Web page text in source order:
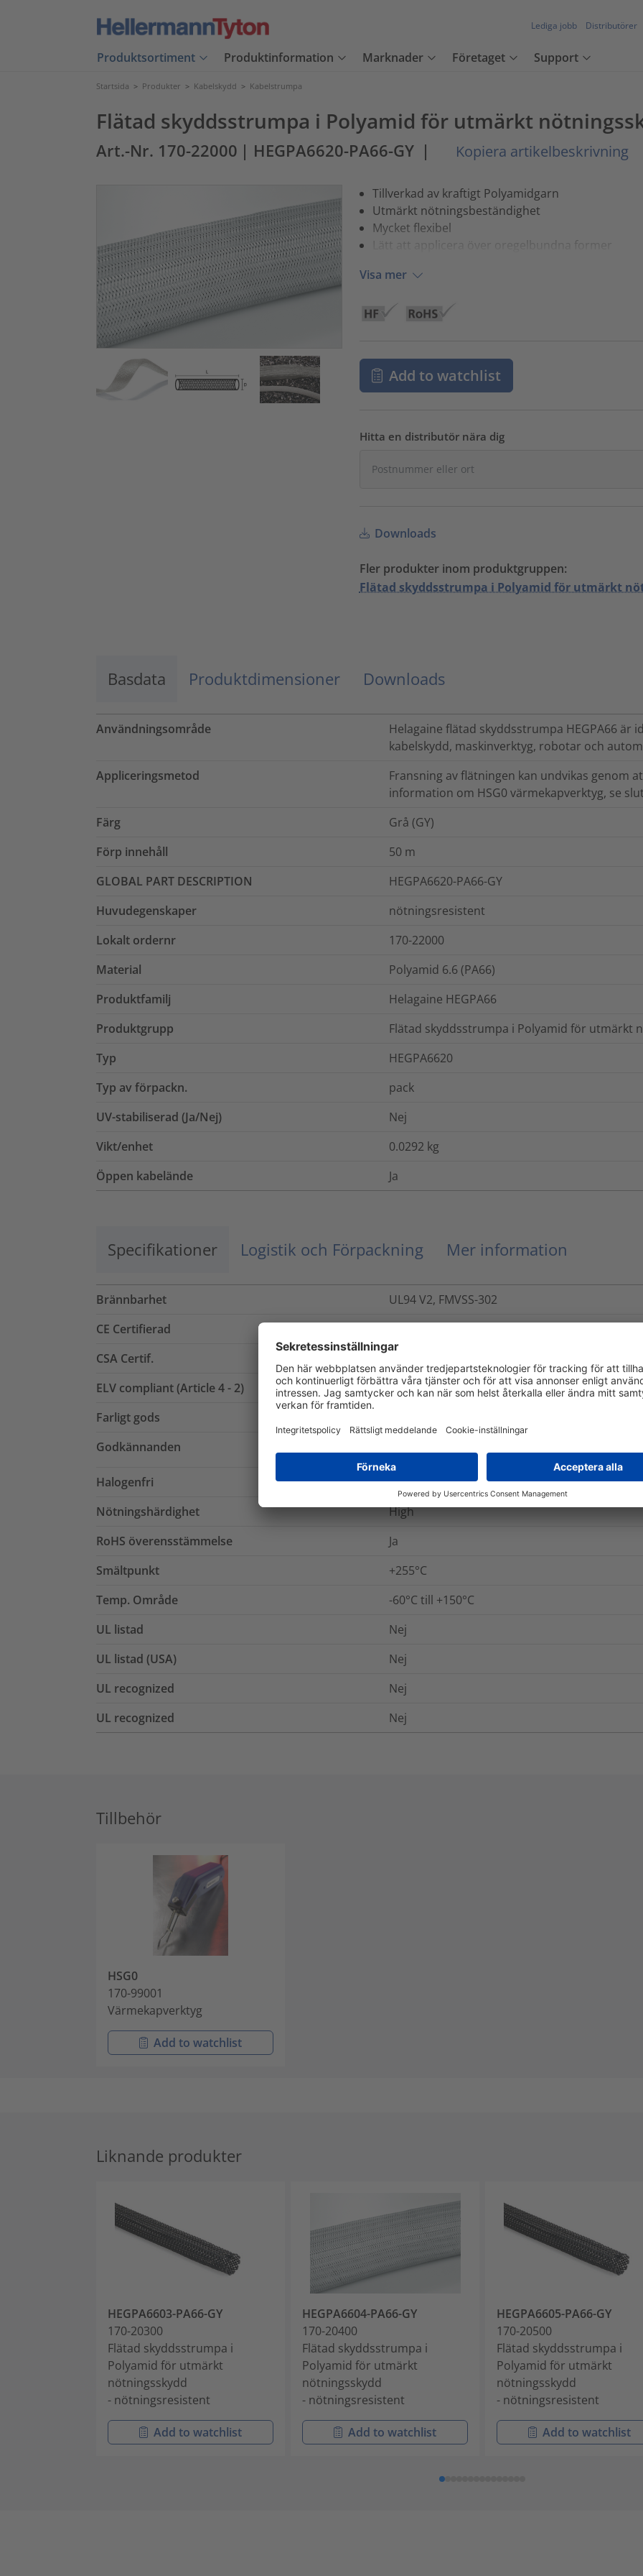
Lediga jobb Distributörer
Produktsortiment Produktinformation Marknader Företaget Support
Startsida > Produkter > Kabelskydd > Kabelstrumpa
Flätad skyddsstrumpa i Polyamid för utmärkt
Art.-Nr. 170-22000 | HEGPA6620-PA66-GY | Kopiera artikelbeskrivning
Tillverkad av kraftigt Polyamidgarn
Utmärkt nötningsbeständighet
Mycket flexibel
Lätt att applicera över oregelbundna former
Visa mer
Add to watchlist
Hitta en distributör nära dig
Downloads
Fler produkter inom produktgruppen:
Flätad skyddsstrumpa i Polyamid för utmärkt
Basdata Produktdimensioner Downloads
Användningsområde
Helagaine flätad skyddsstrumpa HEGPA66
kabelskydd, maskinverktyg, robotar och
Appliceringsmetod
Fransning av flätningen kan undvikas genom
information om HSG0 värmekapverktyg, se
Färg
Grå (GY)
Förp innehåll
50 m
GLOBAL PART DESCRIPTION
HEGPA6620-PA66-GY
Huvudegenskaper
nötningsresistent
Lokalt ordernr
170-22000
Material
Polyamid 6.6 (PA66)
Produktfamilj
Helagaine HEGPA66
Produktgrupp
Flätad skyddsstrumpa i Polyamid för utmärkt
Typ
HEGPA6620
Typ av förpackn.
pack
UV-stabiliserad (Ja/Nej)
Nej
Vikt/enhet
0.0292 kg
Öppen kabelände
Ja
Specifikationer Logistik och Förpackning Mer information
Brännbarhet
UL94 V2, FMVSS-302
CE Certifierad
CSA Certif.
ELV compliant (Article 4 - 2)
Ja
Farligt gods
Godkännanden
Halogenfri
Ja
Nötningshärdighet
High
RoHS överensstämmelse
Ja
Smältpunkt
+255°C
Temp. Område
-60°C till +150°C
UL listad
Nej
UL listad (USA)
Nej
UL recognized
Nej
UL recognized
Nej
Tillbehör
HSG0
170-99001
Värmekapverktyg
Add to watchlist
Liknande produkter
HEGPA6603-PA66-GY
170-20300
Flätad skyddsstrumpa i
Polyamid för utmärkt
nötningsskydd
- nötningsresistent
Add to watchlist
HEGPA6604-PA66-GY
170-20400
Flätad skyddsstrumpa i
Polyamid för utmärkt
nötningsskydd
- nötningsresistent
Add to watchlist
HEGPA6605-PA66-GY
170-20500
Flätad skyddsstrumpa i
Polyamid för utmärkt
nötningsskydd
- nötningsresistent
Add to watchlist